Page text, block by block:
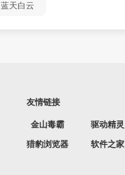
蓝天白云
友情链接
金山毒霸
猎豹浏览器
驱动精灵
软件之家